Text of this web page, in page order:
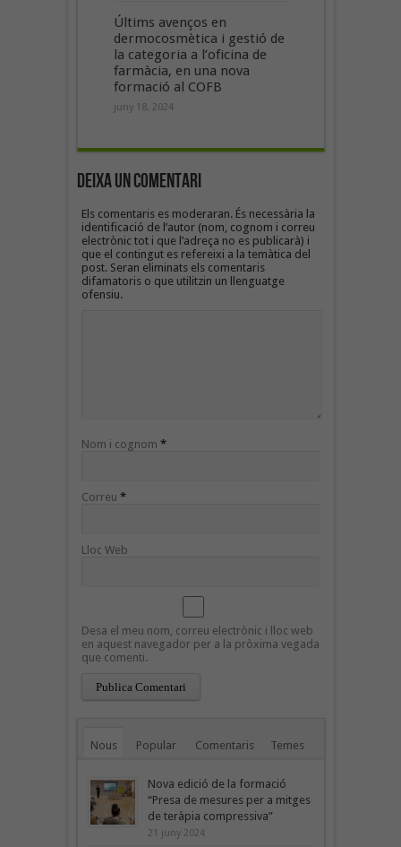
Últims avenços en
dermocosmètica i gestió de
la categoria a l’oficina de
farmàcia, en una nova
formació al COFB
juny 18, 2024
Deixa un Comentari
Els comentaris es moderaran. És necessària la
identificació de l’autor (nom, cognom i correu
electrònic tot i que l’adreça no es publicarà) i
que el contingut es refereixi a la temàtica del
post. Seran eliminats els comentaris
difamatoris o que utilitzin un llenguatge
ofensiu.
Nom i cognom *
Correu *
Lloc Web
Desa el meu nom, correu electrònic i lloc web
en aquest navegador per a la pròxima vegada
que comenti.
Nous Popular Comentaris Temes
Nova edició de la formació
“Presa de mesures per a mitges
de teràpia compressiva”
21 juny 2024